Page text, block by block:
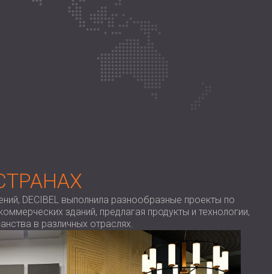
DECIBEL выполнила разнообразные проекты по
зданий, предлагая продукты и технологии,
в различных отраслях.